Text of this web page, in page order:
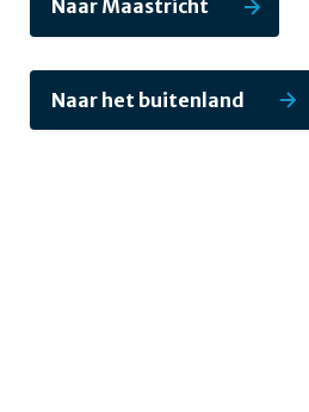
Naar Maastricht
Naar het buitenland